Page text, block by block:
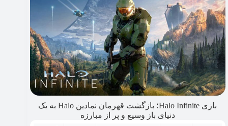
بازی Halo Infinite؛ بازگشت قهرمان نمادین Halo به یک
دنیای باز وسیع و پر از مبارزه